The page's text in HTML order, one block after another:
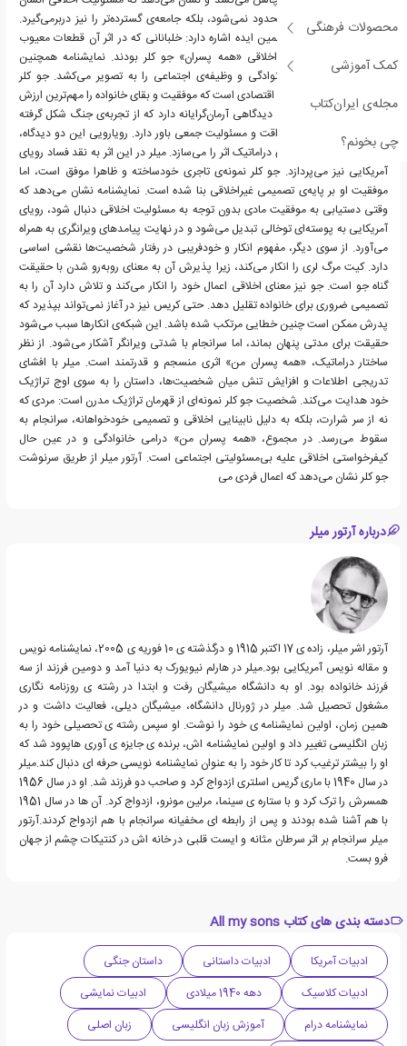
محصولات فرهنگی
کمک آموزشی
مجله‌ی ایران‌کتاب
چی بخونم؟
تنها به حلقه‌ی خانواده محدود نمی‌شود، بلکه جامعه‌ی گسترده‌تر را نیز دربرمی‌گیرد.
عنوان نمایشنامه نیز به همین ایده اشاره دارد: خلبانانی که در اثر آن قطعات معیوب
جان باختند، در معنایی اخلاقی «همه پسران» جو کلر بودند. نمایشنامه همچنین
تعارض میان وفاداری خانوادگی و وظیفه‌ی اجتماعی را به تصویر می‌کشد. جو کلر
نماینده‌ی نوعی عمل‌گرایی اقتصادی است که موفقیت و بقای خانواده را مهم‌ترین ارزش
می‌داند. در مقابل، کریس دیدگاهی آرمان‌گرایانه دارد که از تجربه‌ی جنگ شکل گرفته
است؛ او به فداکاری، صداقت و مسئولیت جمعی باور دارد. رویارویی این دو دیدگاه،
یکی از مهم‌ترین تنش‌های دراماتیک اثر را می‌سازد. میلر در این اثر به نقد فساد رویای
آمریکایی نیز می‌پردازد. جو کلر نمونه‌ی تاجری خودساخته و ظاهرا موفق است، اما
موفقیت او بر پایه‌ی تصمیمی غیراخلاقی بنا شده است. نمایشنامه نشان می‌دهد که
وقتی دستیابی به موفقیت مادی بدون توجه به مسئولیت اخلاقی دنبال شود، رویای
آمریکایی به پوسته‌ای توخالی تبدیل می‌شود و در نهایت پیامدهای ویرانگری به همراه
می‌آورد. از سوی دیگر، مفهوم انکار و خودفریبی در رفتار شخصیت‌ها نقشی اساسی
دارد. کیت مرگ لری را انکار می‌کند، زیرا پذیرش آن به معنای روبه‌رو شدن با حقیقت
گناه جو است. جو نیز معنای اخلاقی اعمال خود را انکار می‌کند و تلاش دارد آن را به
تصمیمی ضروری برای خانواده تقلیل دهد. حتی کریس نیز در آغاز نمی‌تواند بپذیرد که
پدرش ممکن است چنین خطایی مرتکب شده باشد. این شبکه‌ی انکارها سبب می‌شود
حقیقت برای مدتی پنهان بماند، اما سرانجام با شدتی ویرانگر آشکار می‌شود. از نظر
ساختار دراماتیک، «همه پسران من» اثری منسجم و قدرتمند است. میلر با افشای
تدریجی اطلاعات و افزایش تنش میان شخصیت‌ها، داستان را به سوی اوج تراژیک
خود هدایت می‌کند. شخصیت جو کلر نمونه‌ای از قهرمان تراژیک مدرن است: مردی که
نه از سر شرارت، بلکه به دلیل نابینایی اخلاقی و تصمیمی خودخواهانه، سرانجام به
سقوط می‌رسد. در مجموع، «همه پسران من» درامی خانوادگی و در عین حال
کیفرخواستی اخلاقی علیه بی‌مسئولیتی اجتماعی است. آرتور میلر از طریق سرنوشت
جو کلر نشان می‌دهد که اعمال فردی می
درباره آرتور میلر
آرتور اشر میلر، زاده ی 17 اکتبر 1915 و درگذشته ی 10 فوریه ی 2005، نمایشنامه نویس
و مقاله نویس آمریکایی بود.میلر در هارلم نیویورک به دنیا آمد و دومین فرزند از سه
فرزند خانواده بود. او به دانشگاه میشیگان رفت و ابتدا در رشته ی روزنامه نگاری
مشغول تحصیل شد. میلر در ژورنال دانشگاه، میشیگان دیلی، فعالیت داشت و در
همین زمان، اولین نمایشنامه ی خود را نوشت. او سپس رشته ی تحصیلی خود را به
زبان انگلیسی تغییر داد و اولین نمایشنامه اش، برنده ی جایزه ی آوری هاپوود شد که
او را بیشتر ترغیب کرد تا کار خود را به عنوان نمایشنامه نویسی حرفه ای دنبال کند.میلر
در سال 1940 با ماری گریس اسلتری ازدواج کرد و صاحب دو فرزند شد. او در سال 1956
همسرش را ترک کرد و با ستاره ی سینما، مرلین مونرو، ازدواج کرد. آن ها در سال 1951
با هم آشنا شده بودند و پس از رابطه ای مخفیانه سرانجام با هم ازدواج کردند.آرتور
میلر سرانجام بر اثر سرطان مثانه و ایست قلبی در خانه اش در کنتیکات چشم از جهان
فرو بست.
دسته بندی های کتاب All my sons
ادبیات آمریکا ادبیات داستانی
داستان جنگی
ادبیات کلاسیک
دهه 1940 میلادی
ادبیات نمایشی
نمایشنامه درام
آموزش زبان انگلیسی
زبان اصلی